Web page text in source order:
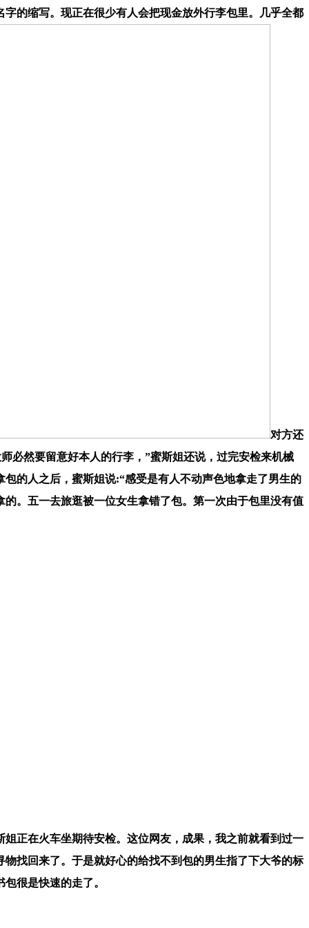
的缩写。现正在很少有人会把现金放外行李包里。几乎全都
对方还
必然要留意好本人的行李，”蜜斯姐还说，过完安检来机械
的人之后，蜜斯姐说:“感受是有人不动声色地拿走了男生的
。五一去旅逛被一位女生拿错了包。第一次由于包里没有值
姐正在火车坐期待安检。这位网友，成果，我之前就看到过一
找回来了。于是就好心的给找不到包的男生指了下大爷的标
很是快速的走了。